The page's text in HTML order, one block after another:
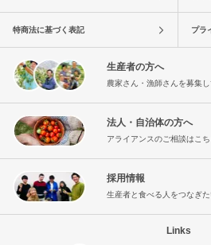
特商法に基づく表記 プラ
生産者の方へ
農家さん・漁師さんを募集
法人・自治体の方へ
アライアンスのご相談はこ
採用情報
生産者と食べる人をつなぎ
Links